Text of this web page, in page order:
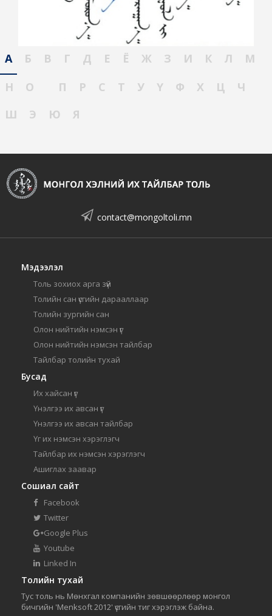
А Б В Г Д Е Ё Ж З И К Л
М
Н
О П Р С Т У Ү Ф Х Ц
Ч
Ш
Э Ю Я
contact@mongoltoli.mn
Мэдээлэл
Толь зохиох арга зүй
Толийн сан үсгийн дарааллаар
Толийн зургийн сан
Олон нийтийн нэмсэн үг
Олон нийтийн нэмсэн тайлбар
Тайлбар толийн тухай
Бусад
Их хайсан үг
Үнэлгээ их авсан үг
Үнэлгээ их авсан тайлбар
Үг их нэмсэн хэрэглэгч
Тайлбар их нэмсэн хэрэглэгч
Ашиглах заавар
Сошиал сайт
Facebook
Twitter
Google Plus
Youtube
Linked In
Толийн тухай
Тус толь нь Мөнхгал компанийн зөвшөөрлөөр монгол
бичгийн 'Menksoft 2012' үсгийн тиг хэрэглэж байна.